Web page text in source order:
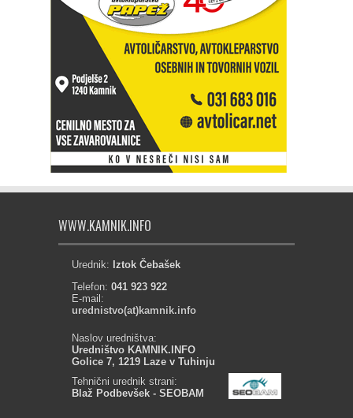
WWW.KAMNIK.INFO
Urednik: Iztok Čebašek
Telefon: 041 923 922
E-mail:
urednistvo(at)kamnik.info
Naslov uredništva:
Uredništvo KAMNIK.INFO
Golice 7, 1219 Laze v Tuhinju
Tehnični urednik strani:
Blaž Podbevšek - SEOBAM